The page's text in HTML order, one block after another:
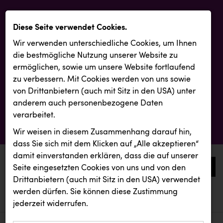
0
aktuelle aussendungen
aktuelle aussendungen
Diese Seite verwendet Cookies.
Wir verwenden unterschiedliche Cookies, um Ihnen
die best­mögliche Nutzung unserer Website zu
ermöglichen, sowie um unsere Website fortlaufend
zu verbessern. Mit Cookies werden von uns sowie
von Drittanbietern (auch mit Sitz in den USA) unter
anderem auch personenbezogene Daten
verarbeitet.
Wir weisen in diesem Zusammenhang darauf hin,
dass Sie sich mit dem Klicken auf „Alle akzeptieren“
damit ein­ver­standen erklären, dass die auf unserer
Seite eingesetzten Cookies von uns und von den
Drittanbietern (auch mit Sitz in den USA) verwendet
werden dürfen. Sie können diese Zustimmung
jederzeit widerrufen.